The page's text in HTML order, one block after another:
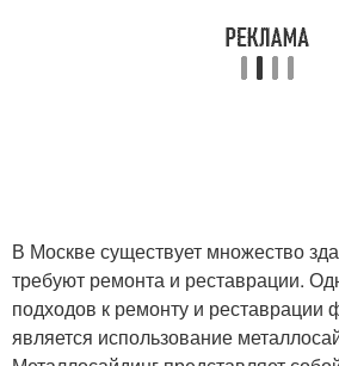
В Москве существует множество
требуют ремонта и реставрации.
подходов к ремонту и реставрации
является использование